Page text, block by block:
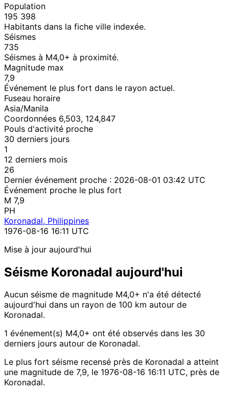
Population
195 398
Habitants dans la fiche ville indexée.
Séismes
735
Séismes à M4,0+ à proximité.
Magnitude max
7,9
Événement le plus fort dans le rayon actuel.
Fuseau horaire
Asia/Manila
Coordonnées 6,503, 124,847
Pouls d'activité proche
30 derniers jours
1
12 derniers mois
26
Dernier événement proche : 2026-08-01 03:42 UTC
Événement proche le plus fort
M 7,9
PH
Koronadal, Philippines
1976-08-16 16:11 UTC
Mise à jour aujourd'hui
Séisme Koronadal aujourd'hui
Aucun séisme de magnitude M4,0+ n'a été détecté
aujourd'hui dans un rayon de 100 km autour de
Koronadal.
1 événement(s) M4,0+ ont été observés dans les 30
derniers jours autour de Koronadal.
Le plus fort séisme recensé près de Koronadal a atteint
une magnitude de 7,9, le 1976-08-16 16:11 UTC, près de
Koronadal.